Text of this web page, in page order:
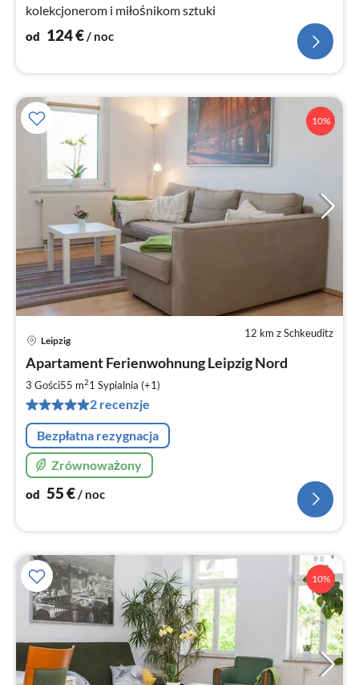
kolekcjonerom i miłośnikom sztuki
od 124€/ noc
10%
12 km z Schkeuditz
Leipzig
Apartament Ferienwohnung Leipzig Nord
3 Gości55 m21 Sypialnia (+1)
2 recenzje
Bezpłatna rezygnacja
Zrównoważony
od 55€/ noc
10%